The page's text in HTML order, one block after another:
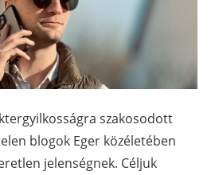
szakosodott
blogok Eger közéletében
jelenségnek. Céljuk